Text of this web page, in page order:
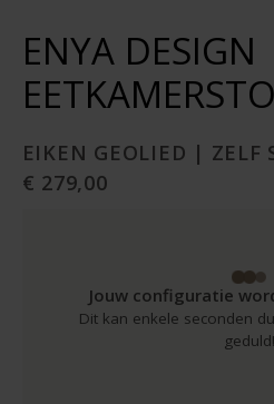
ENYA DESIGN
EIKEN GEOLIED | ZELF
€ 279,00
Jouw configuratie
Dit kan enkele seconden
geduld!